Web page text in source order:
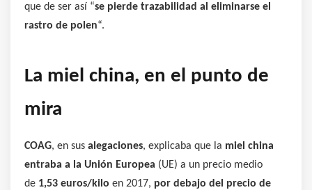
que de ser así “se pierde trazabilidad al eliminarse el
rastro de polen“.
La miel china, en el punto de
mira
COAG, en sus alegaciones, explicaba que la miel china
entraba a la Unión Europea (UE) a un precio medio
de 1,53 euros/kilo en 2017, por debajo del precio de